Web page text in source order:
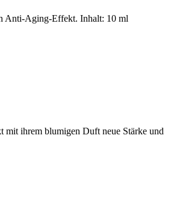
Anti-Aging-Effekt. Inhalt: 10 ml
mit ihrem blumigen Duft neue Stärke und